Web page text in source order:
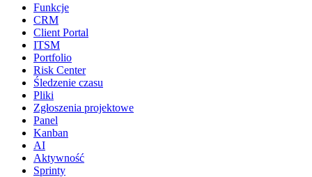
Funkcje
CRM
Client Portal
ITSM
Portfolio
Risk Center
Śledzenie czasu
Pliki
Zgłoszenia projektowe
Panel
Kanban
AI
Aktywność
Sprinty